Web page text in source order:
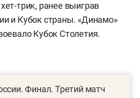
трик, ранее выиграв
и Кубок страны. «Динамо»
Кубок Столетия.
Финал. Третий матч